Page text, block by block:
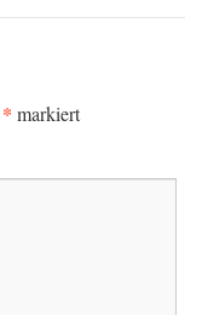
* markiert